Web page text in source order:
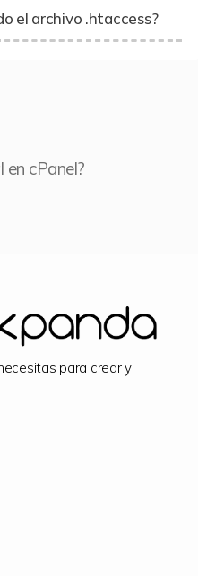
el archivo .htaccess?
en cPanel?
para crear y